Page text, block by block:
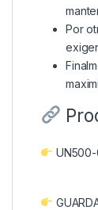
Por
UN500-